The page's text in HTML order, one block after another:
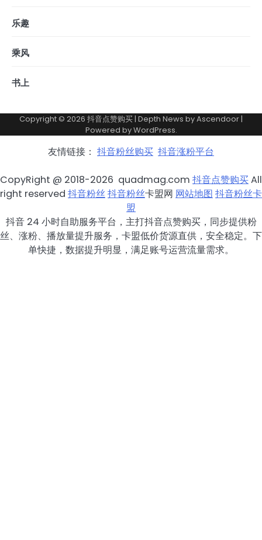
乐趣
乘风
书上
Copyright © 2026 抖音点赞购买| Depth News byAscendoor|
Powered byWordPress.
友情链接： 抖音粉丝购买 抖音涨粉平台
CopyRight @ 2018-2026 quadmag.com 抖音点赞购买All
right reserved 抖音粉丝抖音粉丝卡盟网 网站地图 抖音粉丝卡
盟
抖音 24 小时自助服务平台，主打抖音点赞购买，同步提供粉
丝、涨粉、播放量提升服务，卡盟低价货源直供，安全稳定。下
单快捷，数据提升明显，满足账号运营流量需求。